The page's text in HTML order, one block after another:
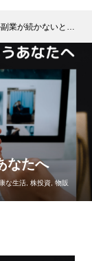
続かないというあなたへ
なたへ
な生活, 株投資, 物販